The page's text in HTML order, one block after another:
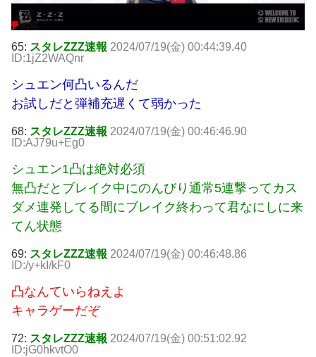
65: スタレZZZ速報 2024/07/19(金) 00:44:39.40
ID:1jZ2WAQnr
シュエン何凸いるんだ
お試しだと弾補充遅くて弱かった
68: スタレZZZ速報 2024/07/19(金) 00:46:46.90
ID:AJ79u+Eg0
シュエン1凸は絶対必須
無凸だとブレイク中にのんびり通常5連撃ってカス
ダメ連発してる間にブレイク終わって君なにしに来
てん状態
69: スタレZZZ速報 2024/07/19(金) 00:46:48.86
ID:/y+kI/kF0
凸なんていらねえよ
キャラゲーだぞ
72: スタレZZZ速報 2024/07/19(金) 00:51:02.92
ID:jG0hkvtO0